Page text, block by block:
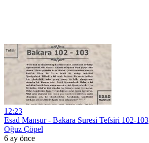
12:23
Esad Mansur - Bakara Suresi Tefsiri 102-103
Oğuz Çöpel
6 ay önce